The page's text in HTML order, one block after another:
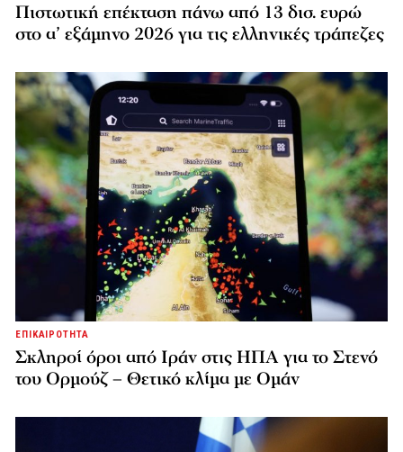
Πιστωτική επέκταση πάνω από 13 δισ. ευρώ
στο α’ εξάμηνο 2026 για τις ελληνικές τράπεζες
ΕΠΙΚΑΙΡΟΤΗΤΑ
Σκληροί όροι από Ιράν στις ΗΠΑ για το Στενό
του Ορμούζ – Θετικό κλίμα με Ομάν